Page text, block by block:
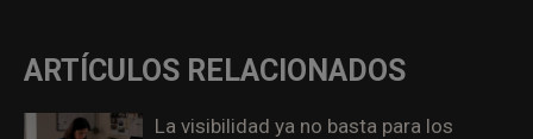
ARTÍCULOS RELACIONADOS
La visibilidad ya no basta para los